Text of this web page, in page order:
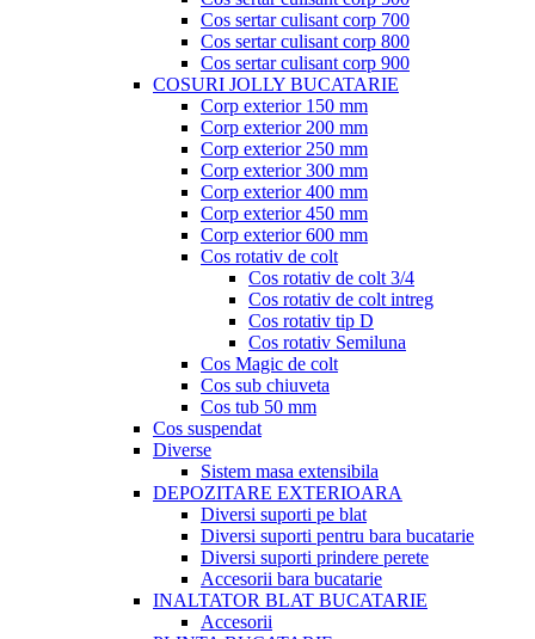
Cos sertar culisant corp 700
Cos sertar culisant corp 800
Cos sertar culisant corp 900
COSURI JOLLY BUCATARIE
Corp exterior 150 mm
Corp exterior 200 mm
Corp exterior 250 mm
Corp exterior 300 mm
Corp exterior 400 mm
Corp exterior 450 mm
Corp exterior 600 mm
Cos rotativ de colt
Cos rotativ de colt 3/4
Cos rotativ de colt intreg
Cos rotativ tip D
Cos rotativ Semiluna
Cos Magic de colt
Cos sub chiuveta
Cos tub 50 mm
Cos suspendat
Diverse
Sistem masa extensibila
DEPOZITARE EXTERIOARA
Diversi suporti pe blat
Diversi suporti pentru bara bucatarie
Diversi suporti prindere perete
Accesorii bara bucatarie
INALTATOR BLAT BUCATARIE
Accesorii